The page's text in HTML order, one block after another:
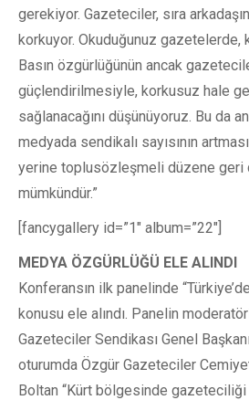
gerekiyor. Gazeteciler, sıra
korkuyor. Okuduğunuz gazetelerde,
Basın özgürlüğünün ancak
güçlendirilmesiyle, korkusuz hale
sağlanacağını düşünüyoruz. Bu da
medyada sendikalı sayısının
yerine toplusözleşmeli düzene geri
mümkündür.”
[fancygallery id=”1″ album=”22″]
MEDYA ÖZGÜRLÜĞÜ ELE ALINDI
Konferansın ilk panelinde
konusu ele alındı. Panelin
Gazeteciler Sendikası Genel
oturumda Özgür Gazeteciler
Boltan “Kürt bölgesinde gazeteciliği